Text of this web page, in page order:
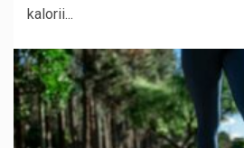
kalorii...